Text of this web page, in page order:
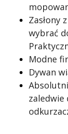
Zasłony
wybrać
Modne
Dywan
zaledwie